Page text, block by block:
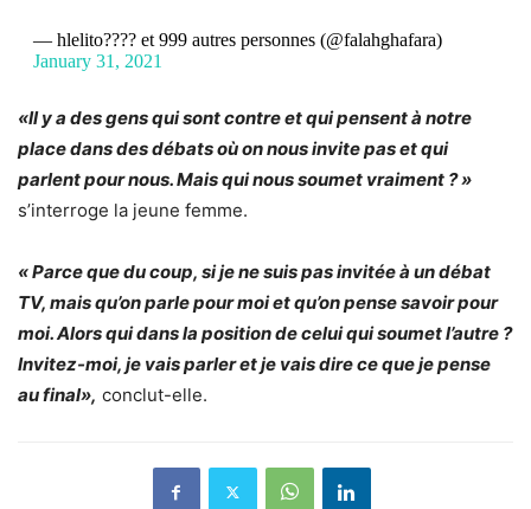
— hlelito???? et 999 autres personnes (@falahghafara)
January 31, 2021
«Il y a des gens qui sont contre et qui pensent à notre
place dans des débats où on nous invite pas et qui
parlent pour nous. Mais qui nous soumet vraiment ? »
s’interroge la jeune femme.
« Parce que du coup, si je ne suis pas invitée à un débat
TV, mais qu’on parle pour moi et qu’on pense savoir pour
moi. Alors qui dans la position de celui qui soumet l’autre ?
Invitez-moi, je vais parler et je vais dire ce que je pense
au final», conclut-elle.